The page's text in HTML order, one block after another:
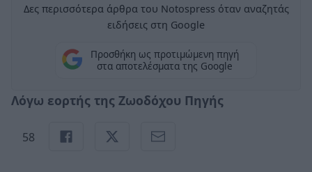
Δες περισσότερα άρθρα του Notospress όταν αναζητάς
ειδήσεις στη Google
Προσθήκη ως προτιμώμενη πηγή
στα αποτελέσματα της Google
Λόγω εορτής της Ζωοδόχου Πηγής
58